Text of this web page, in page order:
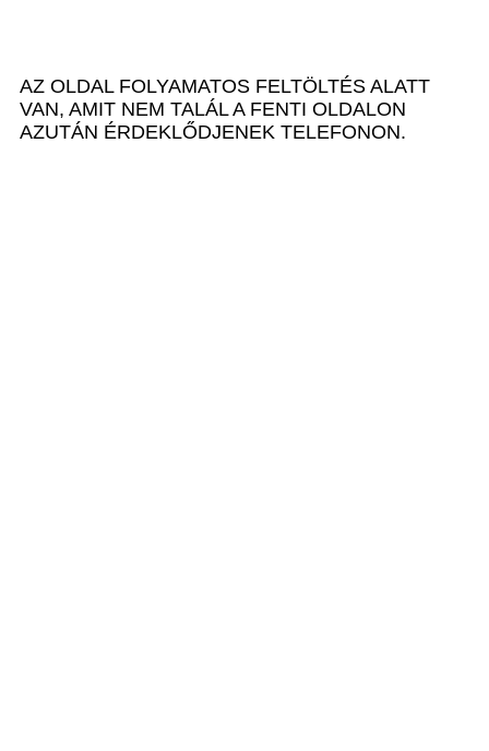
AZ OLDAL FOLYAMATOS FELTÖLTÉS ALATT
VAN, AMIT NEM TALÁL A FENTI OLDALON
AZUTÁN ÉRDEKLŐDJENEK TELEFONON.